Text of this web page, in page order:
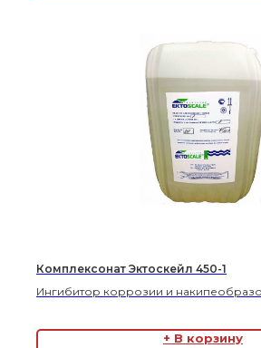
Комплексонат Эктоскейл 450-1
Ингибитор коррозии и
+ В корзину